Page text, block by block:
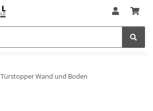
Türstopper Wand und Boden